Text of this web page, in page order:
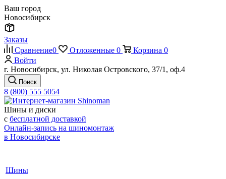
Ваш город
Новосибирск
Заказы
Сравнение0 Отложенные 0 Корзина 0
Войти
г. Новосибирск, ул. Николая Островского, 37/1, оф.4
Поиск
8 (800) 555 5054
Шины и диски
с бесплатной доставкой
Онлайн-запись на шиномонтаж
в Новосибирске
Шины